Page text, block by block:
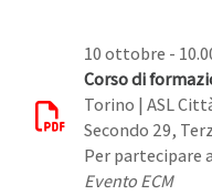
10 ottobre -
Corso di
Torino | ASL
Secondo 29,
Per partecipare
Evento ECM